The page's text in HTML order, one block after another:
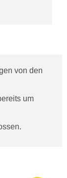
von den
um